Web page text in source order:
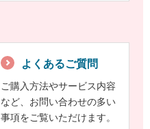
よくあるご質問
ご購入方法やサービス内容
など、お問い合わせの多い
事項をご覧いただけます。